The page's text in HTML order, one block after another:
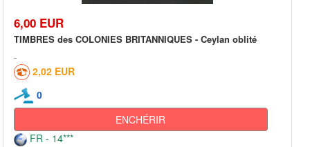
6,00 EUR
TIMBRES des COLONIES BRITANNIQUES - Ceylan oblité
2,02 EUR
0
ENCHÉRIR
FR - 14***